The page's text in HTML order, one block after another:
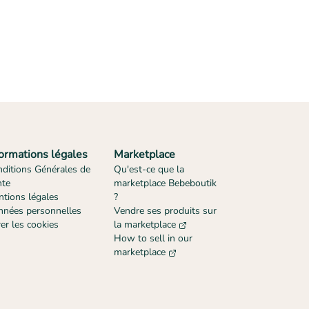
légales
Générales de
légales
personnelles
les cookies
Marketplace
Qu'est-ce que la
marketplace Bebeboutik
?
Vendre ses produits sur
la marketplace
How to sell in our
marketplace